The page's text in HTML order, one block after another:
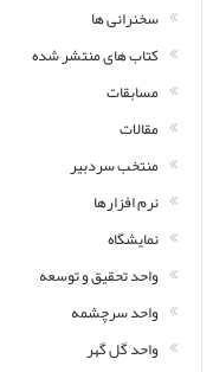
سخنرانی ها
کتاب های منتشر شده
مسابقات
مقالات
منتخب سردبیر
نرم افزارها
نمایشگاه
واحد تحقیق و توسعه
واحد سرچشمه
واحد گل گهر